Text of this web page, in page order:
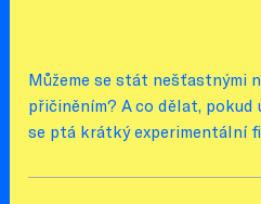
Můžeme se stát nešťastnými
přičiněním? A co dělat,
se ptá krátký experimentální